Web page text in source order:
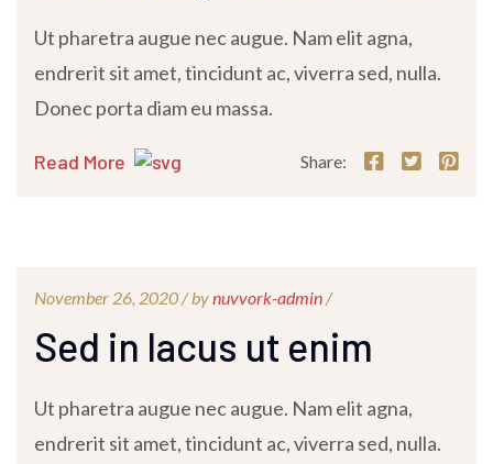
Ut pharetra augue nec augue. Nam elit agna,
endrerit sit amet, tincidunt ac, viverra sed, nulla.
Donec porta diam eu massa.
Read More Share:
November 26, 2020 /bynuvvork-admin/
Sed in lacus ut enim
Ut pharetra augue nec augue. Nam elit agna,
endrerit sit amet, tincidunt ac, viverra sed, nulla.